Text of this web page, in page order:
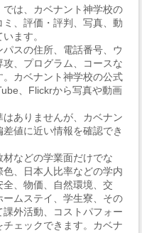
は、カベナント神学校の
、評価・評判、写真、動
ます。
スの住所、電話番号、ウ
、プログラム、コースな
カベナント神学校の公式
、Flickrから写真や動画
ありませんが、カベナン
値に近い情報を確認でき
などの学業面だけでな
、日本人比率などの学内
、物価、自然環境、交
ムステイ、学生寮、その
外活動、コストパフォー
ェックできます。カベナ